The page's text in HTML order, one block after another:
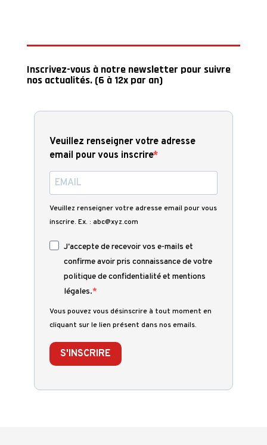
Inscrivez-vous à notre newsletter pour suivre
nos actualités. (6 à 12x par an)
Veuillez renseigner votre adresse
email pour vous inscrire
Veuillez renseigner votre adresse email pour vous
inscrire. Ex. : abc@xyz.com
J'accepte de recevoir vos e-mails et
confirme avoir pris connaissance de votre
politique de confidentialité et mentions
légales.
Vous pouvez vous désinscrire à tout moment en
cliquant sur le lien présent dans nos emails.
S'INSCRIRE